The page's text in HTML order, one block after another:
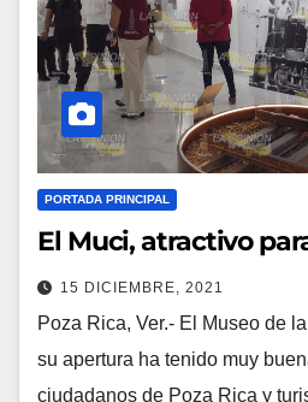
PORTADA PRINCIPAL
El Muci, atractivo
15 DICIEMBRE, 2021
Poza Rica, Ver.- El Museo de
su apertura ha tenido muy
ciudadanos de Poza Rica y